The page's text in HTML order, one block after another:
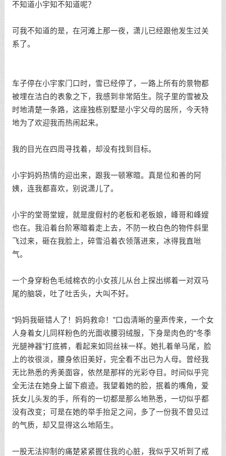
不知道小宇知不知道呢？
可我不知道的是，在河滩上那一夜，潇儿已经跟他发生过关
系了。
车子停在小宇家门口时，雪已经停了，一路上所有的景物都
被埋在洁白的表象之下，我感到非常陌生。院子里的雪被及
时地清楚一条路，这座独栋别墅是小宇父母的居所，今天特
地为了欢迎我而热闹起来。
我的目光在四周寻找着，却没有找到目标。
小宇妈妈热情的迎出来，跟我一顿寒暄。真是位和善的阿
姨，连我都喜欢，别说潇儿了。
小宇的堂哥堂嫂，就是度假村的老板和老板娘，峰哥和峰嫂
也在。我沿着台阶寒暄着走上去，不防一枚白色的物件斜里
飞过来，砸在我脸上，碎雪沿着衣领落进来，冰得我直咝
气。
一个身穿粉色毛绒棉衣的小女孩儿从台上探出绑着一对双马
尾的脑袋，吐了吐舌头，大叫不好。
“妈妈我砸错人了！妈妈救命！”口齿清晰的童声传来，一个女
人身着女儿同样粉色的光面收腰羽绒服，下身是肉色的“冬季
光腿神器”打底裤，看起来如同丝袜一样。她扎着单马尾，脸
上的妆很淡，腰身依旧美好，完全看不出已为人母。曾经我
无比熟悉的秀美面容，依然是那样的光彩夺目。时间似乎完
全无法在她身上留下痕迹。我望着她的脸，抿着的嘴角，爱
抚女儿头发的手，所有的一切都是那么地熟悉，一切似乎都
没有改变；可是在她的举手抬足之间，多了一份我不曾见过
的气质，却又显得这么地陌生。
一股无法抑制的痛楚紧紧握住我的心脏，我似乎又听到了戒